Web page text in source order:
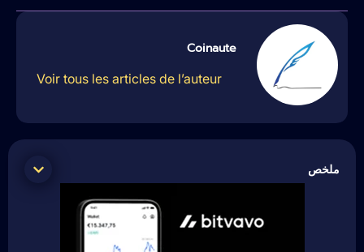
Coinaute
Voir tous les articles de l’auteur
ملخص